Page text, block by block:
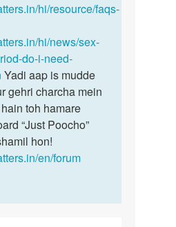
hi/resource/faqs-
hi/news/sex-
do-i-need-
Yadi aap is mudde
gehri charcha mein
toh hamare
“Just Poocho”
hon!
en/forum